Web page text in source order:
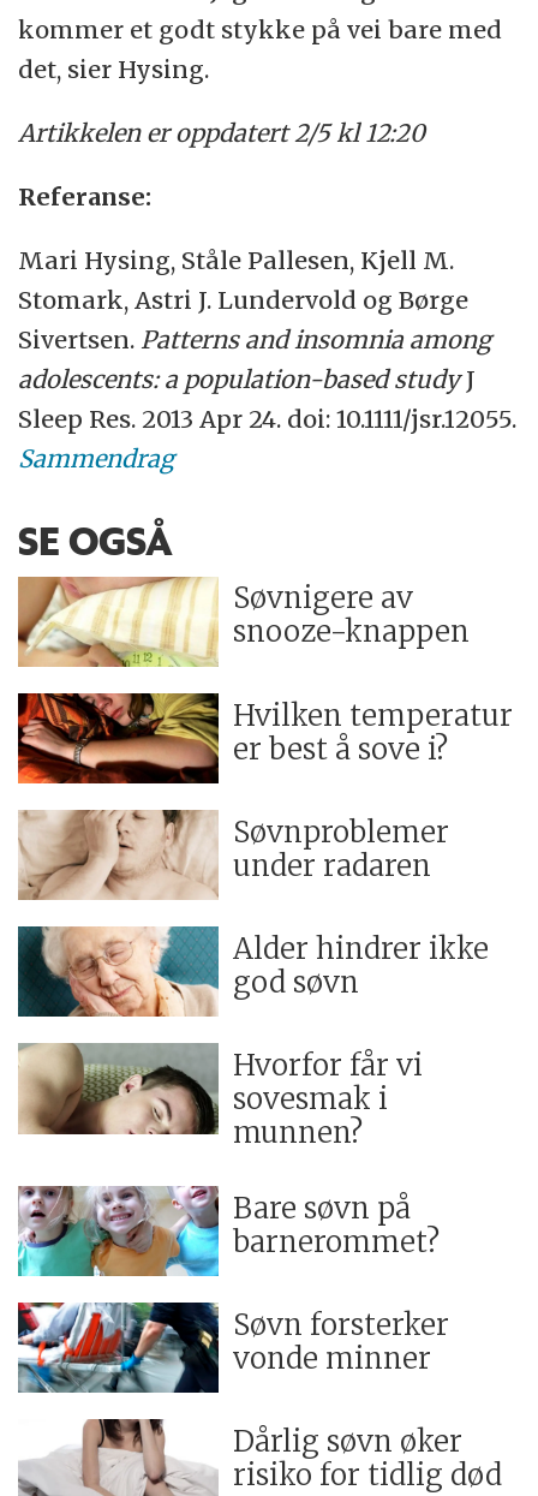
kommer et godt stykke på vei bare med
det, sier Hysing.
Artikkelen er oppdatert 2/5 kl 12:20
Referanse:
Mari Hysing, Ståle Pallesen, Kjell M.
Stomark, Astri J. Lundervold og Børge
Sivertsen. Patterns and insomnia among
adolescents: a population-based studyJ
Sleep Res. 2013 Apr 24. doi: 10.1111/jsr.12055.
Sammendrag
SE OGSÅ
Søvnigere av
snooze-knappen
Hvilken temperatur
er best å sove i?
Søvnproblemer
under radaren
Alder hindrer ikke
god søvn
Hvorfor får vi
sovesmak i
munnen?
Bare søvn på
barnerommet?
Søvn forsterker
vonde minner
Dårlig søvn øker
risiko for tidlig død